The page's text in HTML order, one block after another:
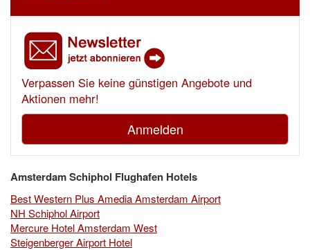
Verpassen Sie keine günstigen Angebote und
Aktionen mehr!
Anmelden
Amsterdam Schiphol Flughafen Hotels
Best Western Plus Amedia Amsterdam Airport
NH Schiphol Airport
Mercure Hotel Amsterdam West
Steigenberger Airport Hotel